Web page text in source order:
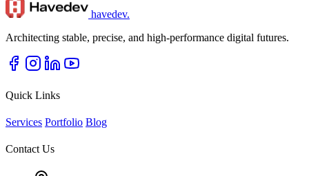
havedev.
Architecting stable, precise, and high-performance digital futures.
Quick Links
Services Portfolio Blog
Contact Us